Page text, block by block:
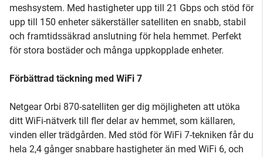
meshsystem. Med hastigheter upp till 21 Gbps och stöd för
upp till 150 enheter säkerställer satelliten en snabb, stabil
och framtidssäkrad anslutning för hela hemmet. Perfekt
för stora bostäder och många uppkopplade enheter.
Förbättrad täckning med WiFi 7
Netgear Orbi 870-satelliten ger dig möjligheten att utöka
ditt WiFi-nätverk till fler delar av hemmet, som källaren,
vinden eller trädgården. Med stöd för WiFi 7-tekniken får du
hela 2,4 gånger snabbare hastigheter än med WiFi 6, och